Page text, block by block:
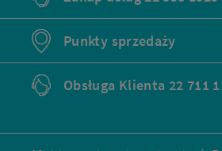
Punkty sprzedaży
Obsługa Klienta 22 711